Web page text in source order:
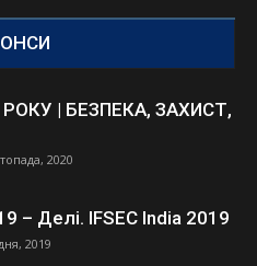
| БЕЗПЕКА, ЗАХИСТ,
2020
– Делі. IFSEC India 2019
2019